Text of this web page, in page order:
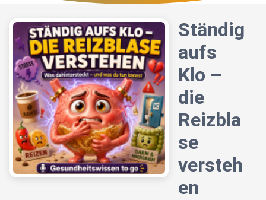
Ständig
aufs
Klo –
die
Reizbla
se
versteh
en